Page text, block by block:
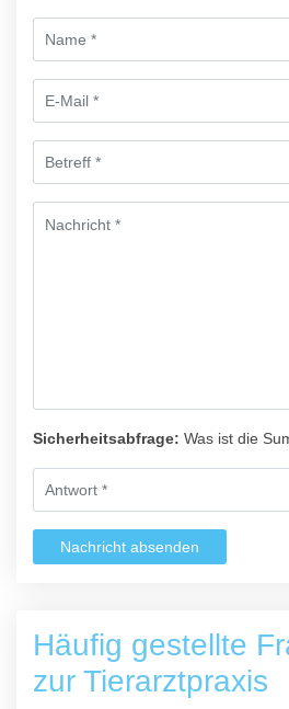
Sicherheitsabfrage: Was ist die
Nachricht absenden
Häufig gestellte
zur Tierarztpraxis